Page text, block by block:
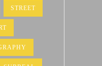
STREET